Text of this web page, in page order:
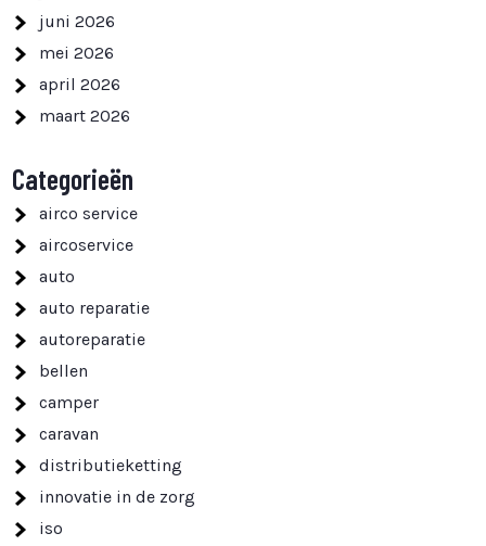
juni 2026
mei 2026
april 2026
maart 2026
Categorieën
airco service
aircoservice
auto
auto reparatie
autoreparatie
bellen
camper
caravan
distributieketting
innovatie in de zorg
iso